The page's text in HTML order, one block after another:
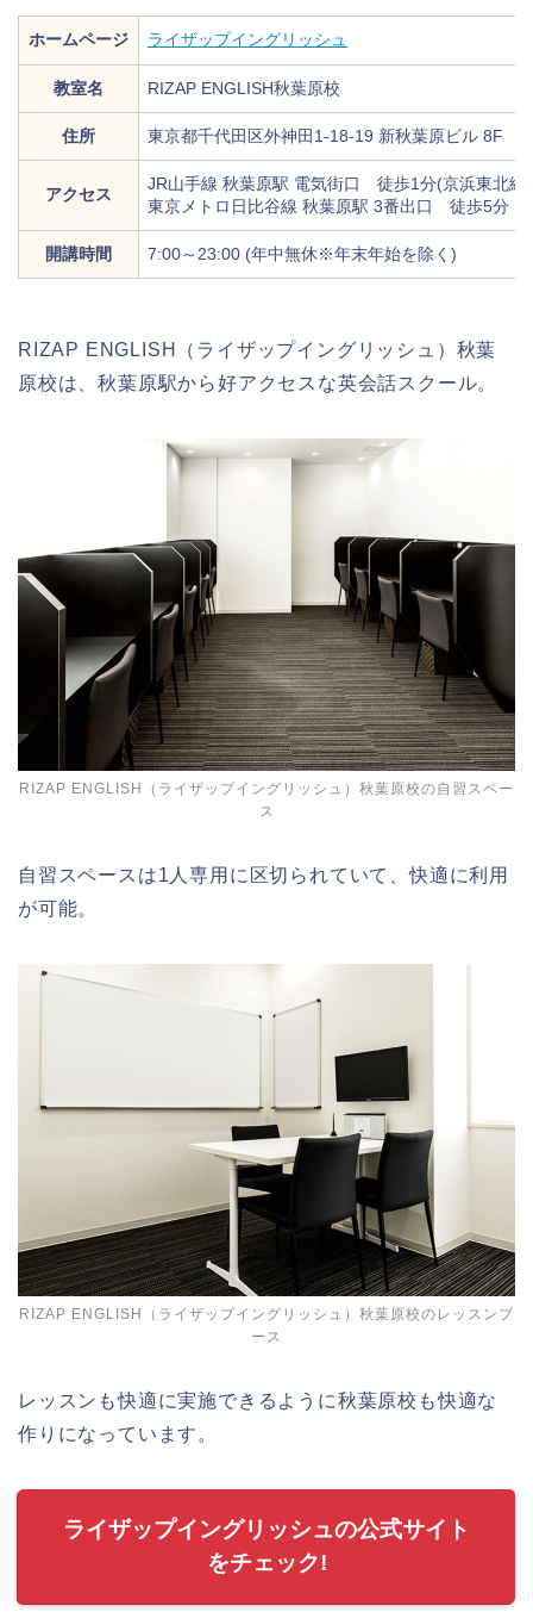
ホームページ ライザップイングリッシュ
教室名 RIZAP ENGLISH秋葉原校
住所 東京都千代田区外神田1-18-19 新秋葉原ビル 8F
アクセス
JR山手線 秋葉原駅 電気街口 徒歩1分(京浜東北線
東京メトロ日比谷線 秋葉原駅 3番出口 徒歩5分
開講時間 7:00～23:00 (年中無休※年末年始を除く)
RIZAP ENGLISH（ライザップイングリッシュ）秋葉
原校は、秋葉原駅から好アクセスな英会話スクール。
RIZAP ENGLISH（ライザップイングリッシュ）秋葉原校の自習スペー
ス
自習スペースは1人専用に区切られていて、快適に利用
が可能。
RIZAP ENGLISH（ライザップイングリッシュ）秋葉原校のレッスンブ
ース
レッスンも快適に実施できるように秋葉原校も快適な
作りになっています。
ライザップイングリッシュの公式サイト
をチェック!